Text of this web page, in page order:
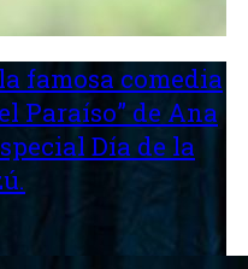
famosa comedia
Paraíso” de Ana
Día de la